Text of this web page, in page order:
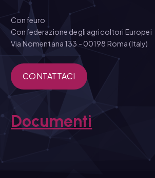
Confeuro
Confederazione degli agricoltori Europei
Via Nomentana 133 - 00198 Roma (Italy)
CONTATTACI
Documenti